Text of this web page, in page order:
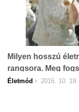
Milyen hosszú
rangsora. Meg
Életmód 2016. 10. 19.